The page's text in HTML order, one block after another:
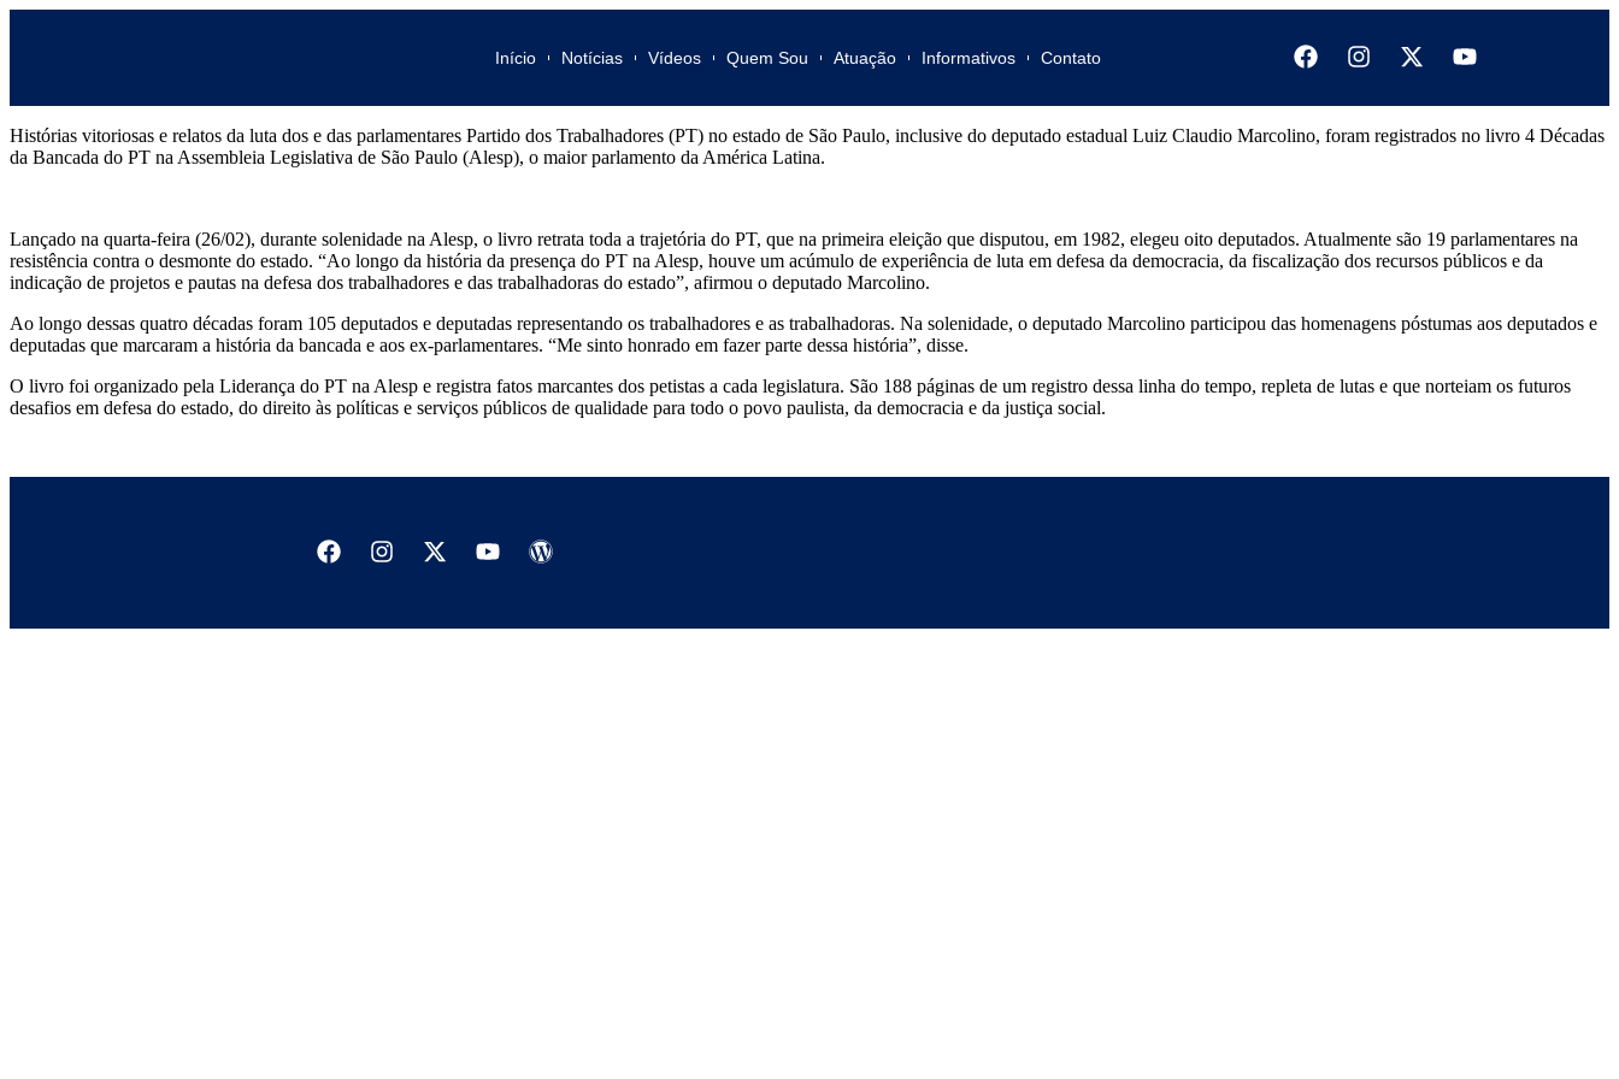
Início Notícias Vídeos Quem Sou Atuação Informativos Contato
Histórias vitoriosas e relatos da luta dos e das parlamentares Partido dos Trabalhadores (PT) no estado de São Paulo, inclusive do deputado estadual Luiz Claudio Marcolino, foram registrados no livro 4 Décadas
da Bancada do PT na Assembleia Legislativa de São Paulo (Alesp), o maior parlamento da América Latina.
Lançado na quarta-feira (26/02), durante solenidade na Alesp, o livro retrata toda a trajetória do PT, que na primeira eleição que disputou, em 1982, elegeu oito deputados. Atualmente são 19 parlamentares na
resistência contra o desmonte do estado. “Ao longo da história da presença do PT na Alesp, houve um acúmulo de experiência de luta em defesa da democracia, da fiscalização dos recursos públicos e da
indicação de projetos e pautas na defesa dos trabalhadores e das trabalhadoras do estado”, afirmou o deputado Marcolino.
Ao longo dessas quatro décadas foram 105 deputados e deputadas representando os trabalhadores e as trabalhadoras. Na solenidade, o deputado Marcolino participou das homenagens póstumas aos deputados e
deputadas que marcaram a história da bancada e aos ex-parlamentares. “Me sinto honrado em fazer parte dessa história”, disse.
O livro foi organizado pela Liderança do PT na Alesp e registra fatos marcantes dos petistas a cada legislatura. São 188 páginas de um registro dessa linha do tempo, repleta de lutas e que norteiam os futuros
desafios em defesa do estado, do direito às políticas e serviços públicos de qualidade para todo o povo paulista, da democracia e da justiça social.